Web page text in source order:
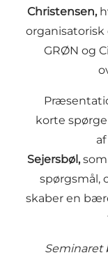
Christensen,
GRØN og
korte
Sejersbøl, som
spørgsmål,
skaber en
Seminaret